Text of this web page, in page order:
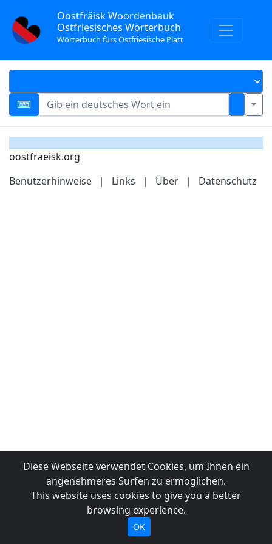
Oostfräisk Woordenbauk
Ostfriesisches Wörterbuch
Wörterbuch fürs Ostfriesische Platt
oostfraeisk.org
Benutzerhinweise
| Links | Über | Datenschutz
Diese Webseite verwendet Cookies, um Ihnen ein
angenehmeres Surfen zu ermöglichen.
This website uses cookies to give you a better
browsing experience.
OK